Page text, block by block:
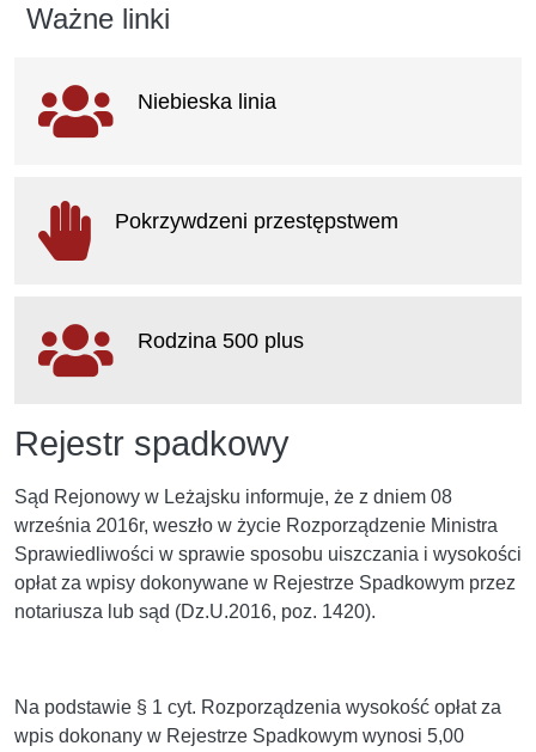
Rejestr spadkowy
Sąd Rejonowy w Leżajsku informuje, że z dniem 08
września 2016r, weszło w życie Rozporządzenie Ministra
Sprawiedliwości w sprawie sposobu uiszczania i wysokości
opłat za wpisy dokonywane w Rejestrze Spadkowym przez
notariusza lub sąd (Dz.U.2016, poz. 1420).
Na podstawie § 1 cyt. Rozporządzenia wysokość opłat za
wpis dokonany w Rejestrze Spadkowym wynosi 5,00
Ważne linki
Ważne linki
Niebieska linia
Pokrzywdzeni przestępstwem
Rodzina 500 plus